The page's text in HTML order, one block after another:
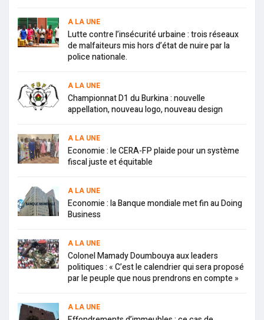
A LA UNE
Lutte contre l’insécurité urbaine : trois réseaux
de malfaiteurs mis hors d’état de nuire par la
police nationale.
A LA UNE
Championnat D1 du Burkina : nouvelle
appellation, nouveau logo, nouveau design
A LA UNE
Economie : le CERA-FP plaide pour un système
fiscal juste et équitable
A LA UNE
Economie : la Banque mondiale met fin au Doing
Business
A LA UNE
Colonel Mamady Doumbouya aux leaders
politiques : « C’est le calendrier qui sera proposé
par le peuple que nous prendrons en compte »
A LA UNE